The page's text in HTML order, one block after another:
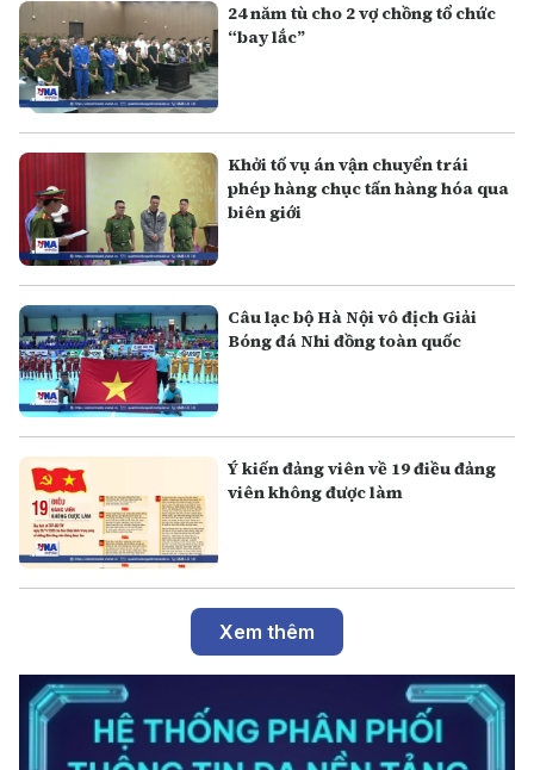
24 năm tù cho 2 vợ chồng tổ chức
“bay lắc”
Khởi tố vụ án vận chuyển trái
phép hàng chục tấn hàng hóa qua
biên giới
Câu lạc bộ Hà Nội vô địch Giải
Bóng đá Nhi đồng toàn quốc
Ý kiến đảng viên về 19 điều đảng
viên không được làm
Xem thêm